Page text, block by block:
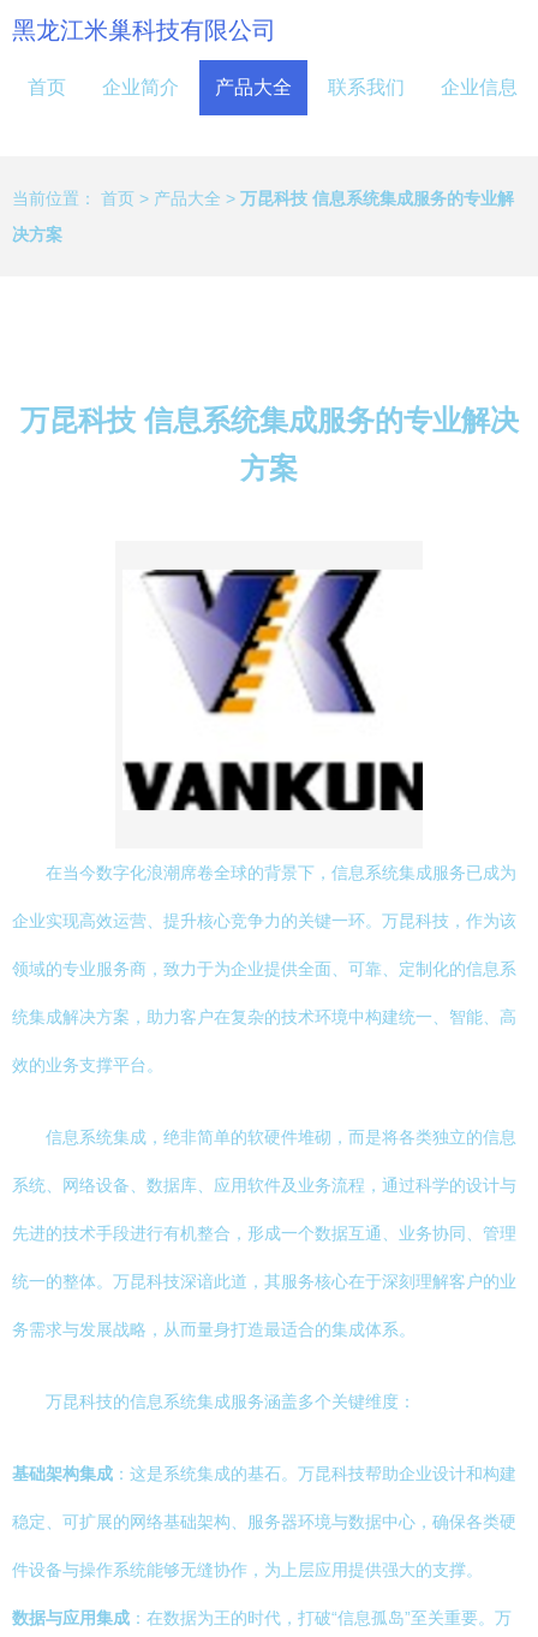
黑龙江米巢科技有限公司
首页 企业简介 产品大全 联系我们 企业信息
当前位置： 首页 > 产品大全 > 万昆科技 信息系统集成服务的专业解
决方案
万昆科技 信息系统集成服务的专业解决
方案
在当今数字化浪潮席卷全球的背景下，信息系统集成服务已成为
企业实现高效运营、提升核心竞争力的关键一环。万昆科技，作为该
领域的专业服务商，致力于为企业提供全面、可靠、定制化的信息系
统集成解决方案，助力客户在复杂的技术环境中构建统一、智能、高
效的业务支撑平台。
信息系统集成，绝非简单的软硬件堆砌，而是将各类独立的信息
系统、网络设备、数据库、应用软件及业务流程，通过科学的设计与
先进的技术手段进行有机整合，形成一个数据互通、业务协同、管理
统一的整体。万昆科技深谙此道，其服务核心在于深刻理解客户的业
务需求与发展战略，从而量身打造最适合的集成体系。
万昆科技的信息系统集成服务涵盖多个关键维度：
基础架构集成 ：这是系统集成的基石。万昆科技帮助企业设计和构建
稳定、可扩展的网络基础架构、服务器环境与数据中心，确保各类硬
件设备与操作系统能够无缝协作，为上层应用提供强大的支撑。
数据与应用集成 ：在数据为王的时代，打破“信息孤岛”至关重要。万